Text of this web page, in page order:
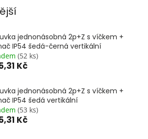
jednonásobná 2p+Z s víčkem +
IP54 šedá-černá vertikální
(52 ks)
Kč
jednonásobná 2p+Z s víčkem +
IP54 šedá vertikální
(53 ks)
Kč